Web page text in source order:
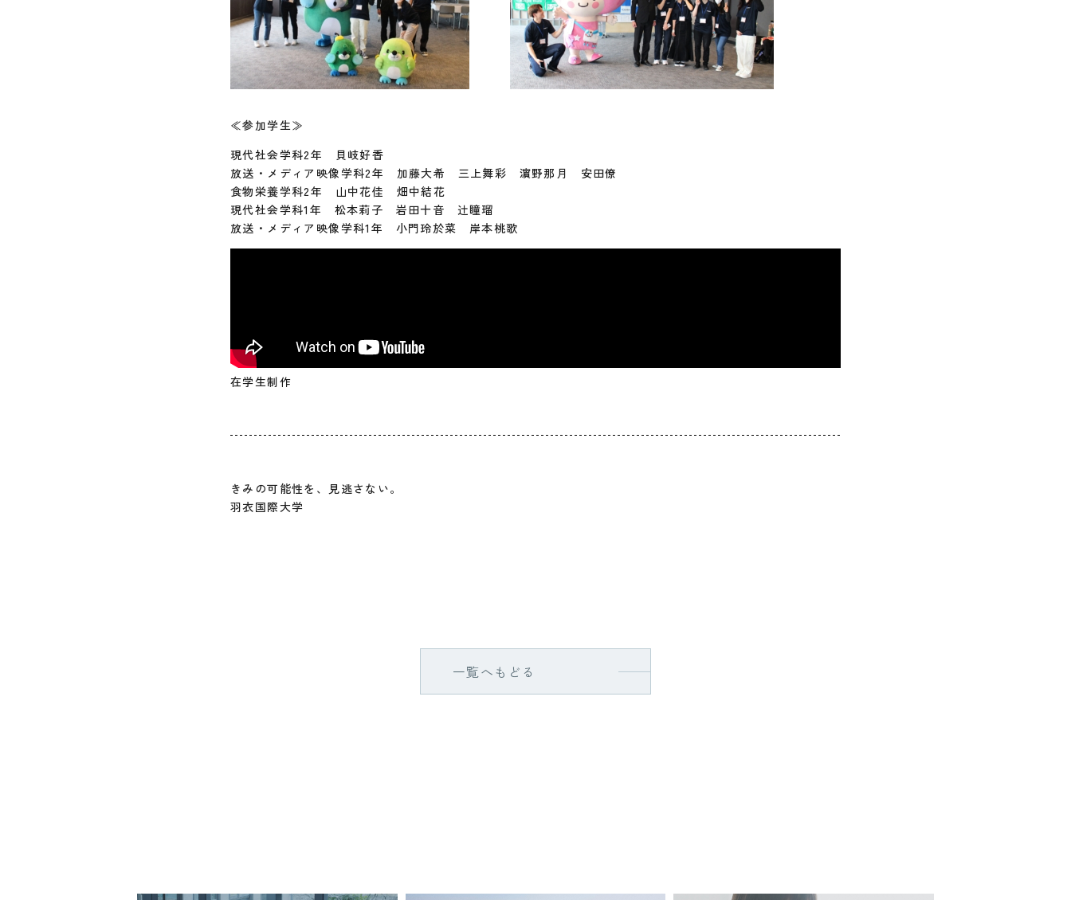
≪参加学生≫
現代社会学科2年 貝岐好香
放送・メディア映像学科2年 加藤大希 三上舞彩 濵野那月 安田僚
食物栄養学科2年 山中花佳 畑中結花
現代社会学科1年 松本莉子 岩田十音 辻瞳瑠
放送・メディア映像学科1年 小門玲於菜 岸本桃歌
在学生制作
きみの可能性を、見逃さない。
羽衣国際大学
一覧へもどる